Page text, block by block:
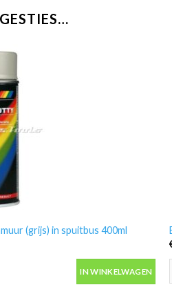
(grijs) in spuitbus 400ml
(grijs) in spuitbus 400ml aantal
IN WINKELWAGEN